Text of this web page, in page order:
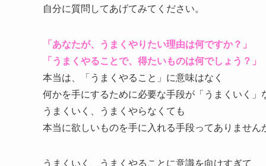
自分に質問してあげてみてください。
「あなたが、うまくやりたい理由は何ですか？」
「うまくやることで、得たいものは何でしょう？」
本当は、「うまくやること」に意味はなく
何かを手にするために必要な手段が「うまくいく」
うまくいく、うまくやらなくても
本当に欲しいものを手に入れる手段ってありません
うまくいく、うまくやることに意識を向けすぎて